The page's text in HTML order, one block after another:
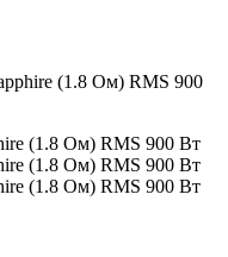
(1.8 Ом) RMS 900